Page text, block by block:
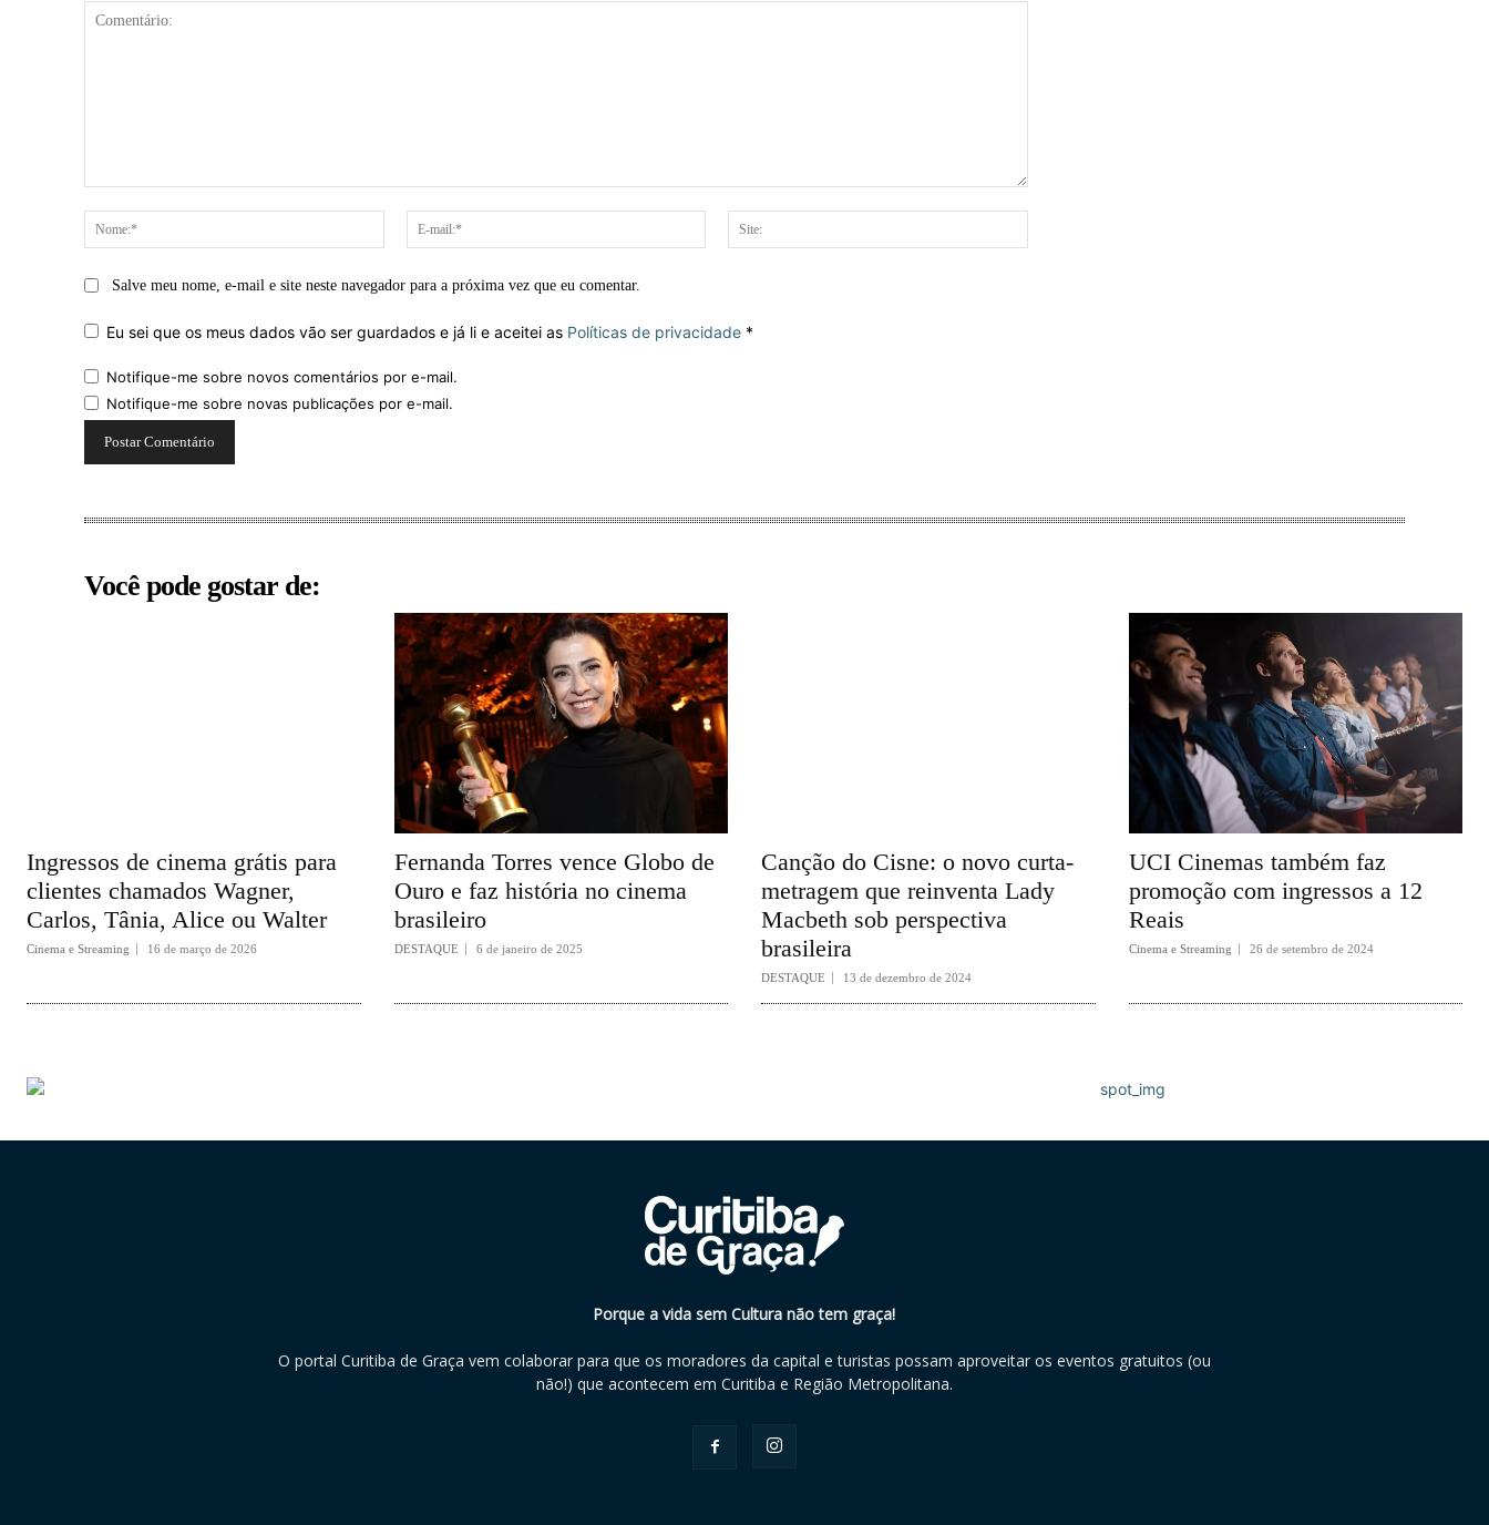
Nome:*
mail:*
Salve meu nome, e-mail e site neste navegador para a próxima vez que eu comentar.
Eu sei que os meus dados vão ser guardados e já li e aceitei as Políticas de privacidade *
Notifique-me sobre novos comentários por e-mail.
Notifique-me sobre novas publicações por e-mail.
Você pode gostar de:
Ingressos de cinema grátis para
clientes chamados Wagner,
Carlos, Tânia, Alice ou Walter
Cinema e Streaming 16 de março de 2026
Fernanda Torres vence Globo de
Ouro e faz história no cinema
brasileiro
DESTAQUE 6 de janeiro de 2025
Canção do Cisne: o novo curta-
metragem que reinventa Lady
Macbeth sob perspectiva
brasileira
DESTAQUE 13 de dezembro de 2024
UCI Cinemas também faz
promoção com ingressos a 12
Reais
Cinema e Streaming 26 de setembro de 2024
Porque a vida sem Cultura não tem graça!
O portal Curitiba de Graça vem colaborar para que os moradores da capital e turistas possam aproveitar os eventos gratuitos (ou
não!) que acontecem em Curitiba e Região Metropolitana.